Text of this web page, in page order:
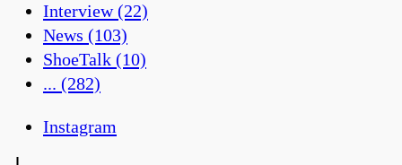
Interview(22)
News (103)
ShoeTalk (10)
... (282)
Instagram